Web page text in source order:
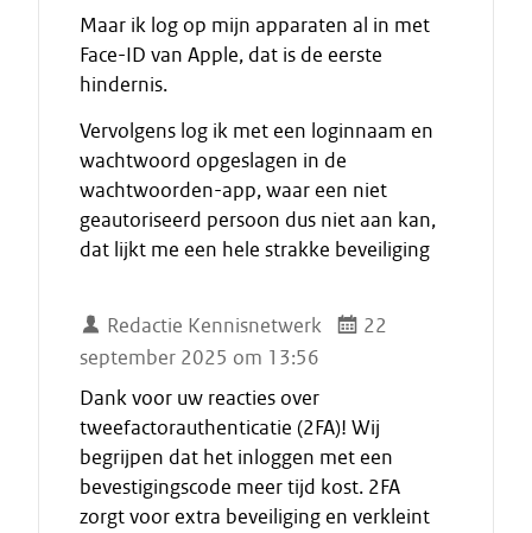
Maar ik log op mijn apparaten al in met
Face-ID van Apple, dat is de eerste
hindernis.
Vervolgens log ik met een loginnaam en
wachtwoord opgeslagen in de
wachtwoorden-app, waar een niet
geautoriseerd persoon dus niet aan kan,
dat lijkt me een hele strakke beveiliging
Redactie Kennisnetwerk
22
september 2025 om 13:56
Dank voor uw reacties over
tweefactorauthenticatie (2FA)! Wij
begrijpen dat het inloggen met een
bevestigingscode meer tijd kost. 2FA
zorgt voor extra beveiliging en verkleint